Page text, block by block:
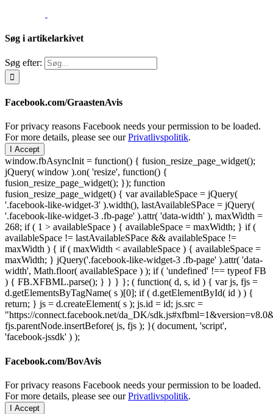
Søg i artikelarkivet
Søg efter:
Facebook.com/GraastenAvis
For privacy reasons Facebook needs your permission to be loaded.
For more details, please see ourPrivatlivspolitik.
I Accept
window.fbAsyncInit = function() { fusion_resize_page_widget();
jQuery( window ).on( 'resize', function() {
fusion_resize_page_widget(); }); function
fusion_resize_page_widget() { var availableSpace = jQuery(
'.facebook-like-widget-3' ).width(), lastAvailableSPace = jQuery(
'.facebook-like-widget-3 .fb-page' ).attr( 'data-width' ), maxWidth =
268; if ( 1 > availableSpace ) { availableSpace = maxWidth; } if (
availableSpace != lastAvailableSPace && availableSpace !=
maxWidth ) { if ( maxWidth < availableSpace ) { availableSpace =
maxWidth; } jQuery('.facebook-like-widget-3 .fb-page' ).attr( 'data-
width', Math.floor( availableSpace ) ); if ( 'undefined' !== typeof FB
) { FB.XFBML.parse(); } } } }; ( function( d, s, id ) { var js, fjs =
d.getElementsByTagName( s )[0]; if ( d.getElementById( id ) ) {
return; } js = d.createElement( s ); js.id = id; js.src =
"https://connect.facebook.net/da_DK/
fjs.parentNode.insertBefore( js, fjs ); }( document, 'script',
'facebook-jssdk' ) );
Facebook.com/BovAvis
For privacy reasons Facebook needs your permission to be loaded.
For more details, please see ourPrivatlivspolitik.
I Accept